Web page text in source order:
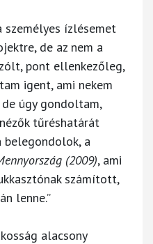
személyes ízlésemet
de az nem a
pont ellenkezőleg,
igent, ami nekem
úgy gondoltam,
tűréshatárát
a
(2009), ami
számított,
lenne.”
alacsony